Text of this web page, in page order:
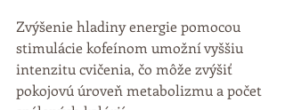
Zvýšenie hladiny energie pomocou
stimulácie kofeínom umožní vyššiu
intenzitu cvičenia, čo môže zvýšiť
pokojovú úroveň metabolizmu a počet